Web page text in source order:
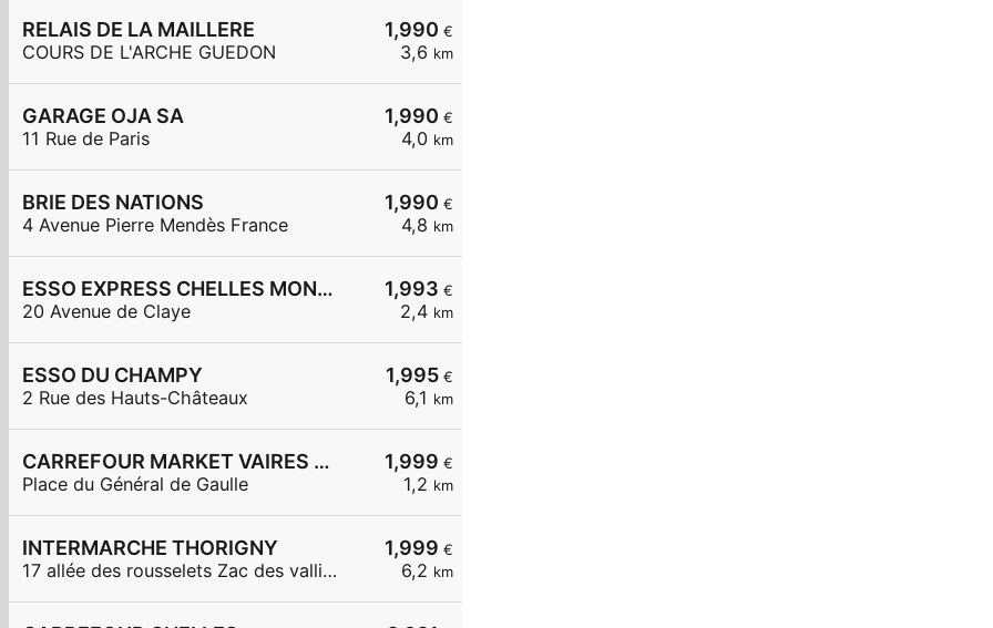
1,990 €
3,6 km
RELAIS DE LA MAILLERE
COURS DE L'ARCHE GUEDON
1,990 €
4,0 km
GARAGE OJA SA
11 Rue de Paris
1,990 €
4,8 km
BRIE DES NATIONS
4 Avenue Pierre Mendès France
1,993 €
2,4 km
ESSO EXPRESS CHELLES MONT CHALAS
20 Avenue de Claye
1,995 €
6,1 km
ESSO DU CHAMPY
2 Rue des Hauts-Châteaux
1,999 €
1,2 km
CARREFOUR MARKET VAIRES SUR MARNE
Place du Général de Gaulle
1,999 €
6,2 km
INTERMARCHE THORIGNY
17 allée des rousselets Zac des vallières